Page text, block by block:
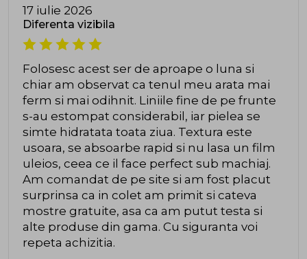
17 iulie 2026
Diferenta vizibila
Folosesc acest ser de aproape o luna si
chiar am observat ca tenul meu arata mai
ferm si mai odihnit. Liniile fine de pe frunte
s-au estompat considerabil, iar pielea se
simte hidratata toata ziua. Textura este
usoara, se absoarbe rapid si nu lasa un film
uleios, ceea ce il face perfect sub machiaj.
Am comandat de pe site si am fost placut
surprinsa ca in colet am primit si cateva
mostre gratuite, asa ca am putut testa si
alte produse din gama. Cu siguranta voi
repeta achizitia.